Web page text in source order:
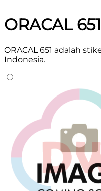
ORACAL
ORACAL 651 adalah
Indonesia.